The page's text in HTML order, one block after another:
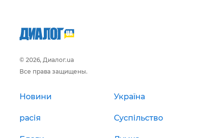
© 2026, Диалог.ua
Все права защищены.
Новини Україна
расія Суспільство